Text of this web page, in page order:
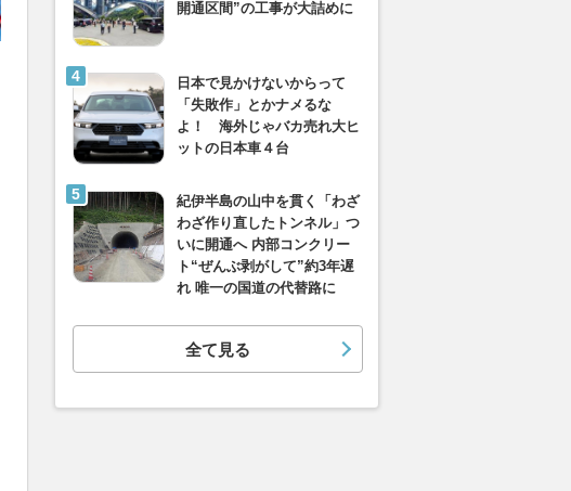
開通区間”の工事が大詰めに
日本で見かけないからって
「失敗作」とかナメるな
よ！ 海外じゃバカ売れ大ヒ
ットの日本車４台
紀伊半島の山中を貫く「わざ
わざ作り直したトンネル」つ
いに開通へ 内部コンクリー
ト“ぜんぶ剥がして”約3年遅
れ 唯一の国道の代替路に
全て見る